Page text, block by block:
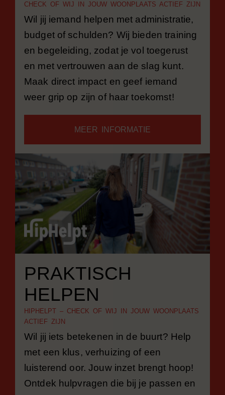
CHECK OF WIJ IN JOUW WOONPLAATS ACTIEF ZIJN
Wil jij iemand helpen met administratie,
budget of schulden? Wij bieden training
en begeleiding, zodat je vol toegerust
en met vertrouwen aan de slag kunt.
Maak direct impact en geef iemand
weer grip op zijn of haar toekomst!
MEER INFORMATIE
PRAKTISCH
HELPEN
HIPHELPT – CHECK OF WIJ IN JOUW WOONPLAATS
ACTIEF ZIJN
Wil jij iets betekenen in de buurt? Help
met een klus, verhuizing of een
luisterend oor. Jouw inzet brengt hoop!
Ontdek hulpvragen die bij je passen en